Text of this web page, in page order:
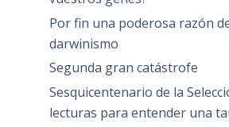
Por fin una poderosa razón
darwinismo
Segunda gran catástrofe
Sesquicentenario de la
lecturas para entender una